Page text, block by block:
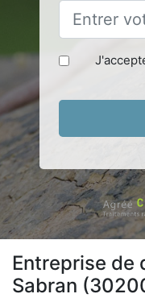
Entreprise de
Sabran